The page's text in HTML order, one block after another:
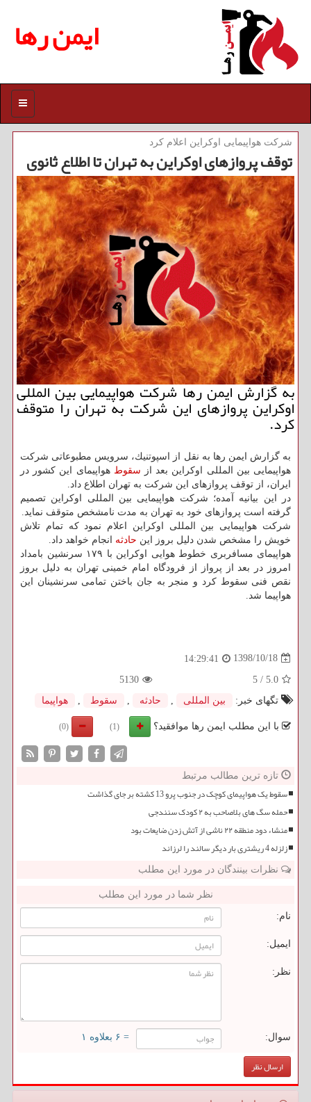
ایمن رها
منو
شركت هواپیمایی اوكراین اعلام كرد
توقف پروازهای اوكراین به تهران تا اطلاع ثانوی
به گزارش ایمن رها شركت هواپیمایی بین المللی
اوكراین پروازهای این شركت به تهران را متوقف
كرد.
به گزارش ایمن رها به نقل از اسپوتنیك، سرویس مطبوعاتی شركت
هواپیمایی بین المللی اوكراین بعد از سقوط هواپیمای این كشور در
ایران، از توقف پروازهای این شركت به تهران اطلاع داد.
در این بیانیه آمده؛ شركت هواپیمایی بین المللی اوكراین تصمیم
گرفته است پروازهای خود به تهران به مدت نامشخص متوقف نماید.
شركت هواپیمایی بین المللی اوكراین اعلام نمود كه تمام تلاش
خویش را مشخص شدن دلیل بروز این حادثه انجام خواهد داد.
هواپیمای مسافربری خطوط هوایی اوكراین با ۱۷۹ سرنشین بامداد
امروز در بعد از پرواز از فرودگاه امام خمینی تهران به دلیل بروز
نقص فنی سقوط كرد و منجر به جان باختن تمامی سرنشینان این
هواپیما شد.
1398/10/18
14:29:41
5.0
/
5
5130
تگهای خبر:
بین المللی حادثه سقوط هواپیما
با این مطلب ایمن رها موافقید؟ (1)
(0)
تازه ترین مطالب مرتبط
سقوط یک هواپیمای کوچک در جنوب پرو 13 کشته بر جای گذاشت
حمله سگ های بلاصاحب به ۲ کودک سنندجی
منشاء دود منطقه ۲۲ ناشی از آتش زدن ضایعات بود
زلزله 4 ریشتری بار دیگر سالند را لرزاند
نظرات بینندگان در مورد این مطلب
نظر شما در مورد این مطلب
نام:
ایمیل:
نظر:
سوال: = ۶ بعلاوه ۱